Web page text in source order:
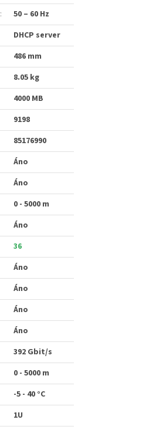
:
50 – 60 Hz
DHCP server
486 mm
8.05 kg
4000 MB
9198
85176990
Áno
Áno
0 - 5000 m
Áno
36
Áno
Áno
Áno
Áno
392 Gbit/s
0 - 5000 m
-5 - 40 °C
1U